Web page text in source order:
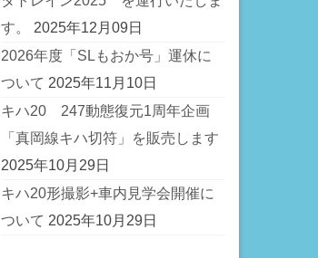
す。
2025年12月09日
2026年度「SLもおか号」運休に
ついて 2025年11月10日
キハ20 247動態復元1周年企画
「真岡線キハ切符」を販売します
2025年10月29日
キハ20形撮影+車内見学会開催に
ついて 2025年10月29日